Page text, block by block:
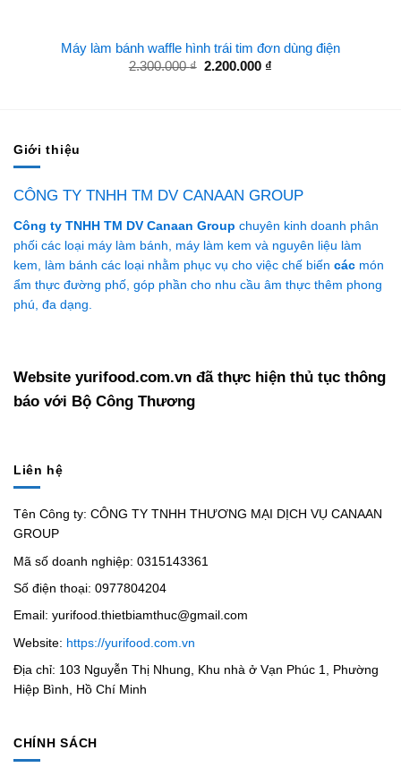
Máy làm bánh waffle hình trái tim đơn dùng điện
2.300.000₫ Giá
2.200.000 ₫
Giới thiệu
CÔNG TY TNHH TM DV CANAAN GROUP
Công ty TNHH TM DV Canaan Group chuyên kinh doanh phân
phối các loại máy làm bánh, máy làm kem và nguyên liệu làm
kem, làm bánh các loại nhằm phục vụ cho việc chế biến các món
ẩm thực đường phố, góp phần cho nhu cầu âm thực thêm phong
phú, đa dạng.
Website yurifood.com.vn đã thực hiện thủ tục thông
báo với Bộ Công Thương
Liên hệ
Tên Công ty: CÔNG TY TNHH THƯƠNG MẠI DỊCH VỤ CANAAN
GROUP
Mã số doanh nghiệp: 0315143361
Số điện thoại: 0977804204
Email: yurifood.thietbiamthuc@gmail.com
Website: https://yurifood.com.vn
Địa chỉ: 103 Nguyễn Thị Nhung, Khu nhà ở Vạn Phúc 1, Phường
Hiệp Bình, Hồ Chí Minh
CHÍNH SÁCH